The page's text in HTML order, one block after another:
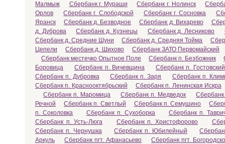
Малмыж
Сбербанк г. Мураши Сбербанк г. Нолинск
Орлов
Сбербанк г. Слободской Сбербанк г. Сосновка
Яранск
Сбербанк д. Безводное Сбербанк д. Вихарево
д. Дуброва
Сбербанк д. Кузнецы Сбербанк д. Лесниково
Сбербанк д. Средние Шуни
Сбербанк д. Средняя Тойма
Цепели
Сбербанк д. Шихово
Сбербанк ЗАТО Первомайский
Сбербанк местечко Опытное Поле
Сбербанк п. Безбожник
Боровица
Сбербанк п. Вичевщина
Сбербанк п. Гостовский
Сбербанк п. Дубровка
Сбербанк п. Заря
Сбербанк п.
Сбербанк п. Краснооктябрьский
Сбербанк п. Ленинская Искра
Сбербанк п. Маромица
Сбербанк п. Медведок
Речной
Сбербанк п. Светлый Сбербанк п. Семушино
п. Соколовка
Сбербанк п. Сухоборка
Сбербанк п.
Сбербанк п. Усть-Люга
Сбербанк п. Христофорово
Сбербанк п. Чернушка
Сбербанк п. Юбилейный
Аркуль
Сбербанк пгт. Афанасьево
Сбербанк пгт.